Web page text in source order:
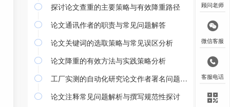
 探讨论文查重的主要策略与有效降重路径
 论文通讯作者的职责与常见问题解答
 论文关键词的选取策略与常见误区分析
 论文降重的有效方法与实践策略分析
 工厂实测的自动化研究论文作者署名问题探讨
 论文注释常见问题解析与撰写规范性探讨
顾问老师
微信客服
客服电话